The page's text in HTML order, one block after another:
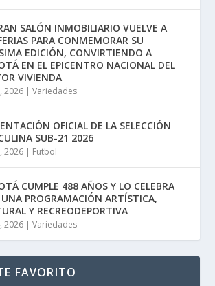
SALÓN INMOBILIARIO VUELVE A
PARA CONMEMORAR SU
EDICIÓN, CONVIRTIENDO A
EN EL EPICENTRO NACIONAL DEL
VIVIENDA
2026 |Variedades
OFICIAL DE LA SELECCIÓN
SUB-21 2026
2026 | Futbol
CUMPLE 488 AÑOS Y LO CELEBRA
PROGRAMACIÓN ARTÍSTICA,
Y RECREODEPORTIVA
2026 |Variedades
FAVORITO